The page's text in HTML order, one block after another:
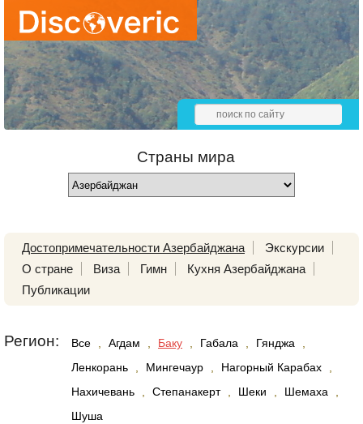
Страны мира
Достопримечательности Азербайджана
Экскурсии
О стране
Виза Гимн
Кухня Азербайджана
Публикации
Регион: Все Агдам Баку Габала Гянджа
Ленкорань
Мингечаур Нагорный Карабах
Нахичевань
Степанакерт Шеки Шемаха
Шуша